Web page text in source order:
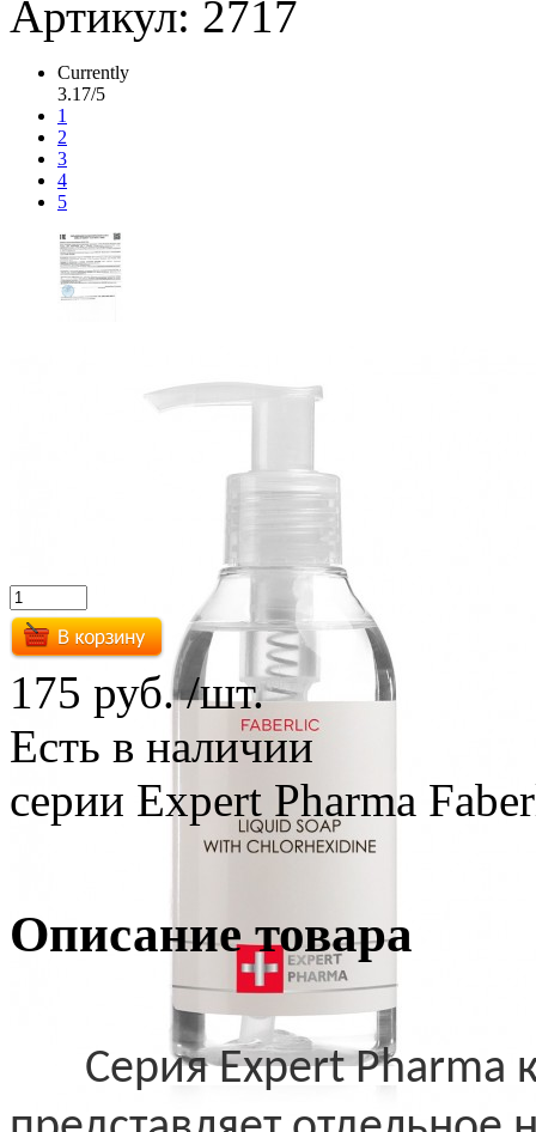
Артикул: 2717
Currently
3.17/5
1
2
3
4
5
175 руб./шт.
Есть в наличии
серии Expert Pharma
Описание товара
Серия Expert Pharma